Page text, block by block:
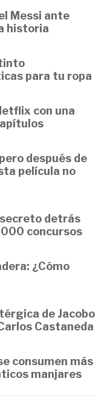
Messi ante
historia
para tu ropa
con una
después de
película no
secreto detrás
concursos
¿Cómo
de Jacobo
Castaneda
consumen más
manjares